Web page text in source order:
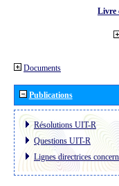
Livre
Documents
Publications
Résolutions UIT-R
Questions UIT-R
Lignes directrices